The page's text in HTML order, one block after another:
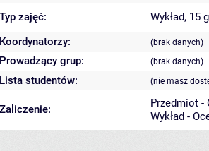
Typ zajęć:
Wykład, 15
Koordynatorzy:
(brak danych)
Prowadzący grup: (brak danych)
Lista studentów: (nie masz
Zaliczenie:
Przedmiot -
Wykład -